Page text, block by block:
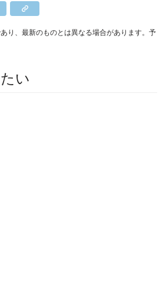
り、最新のものとは異なる場合があります。予
い